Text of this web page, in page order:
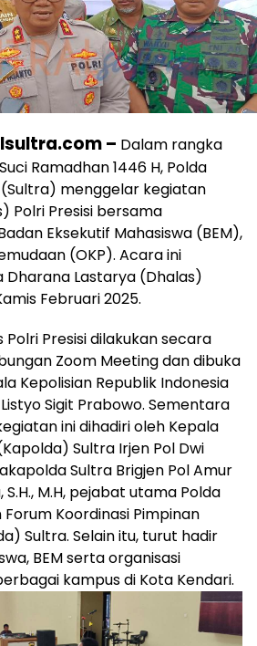
– Dalam rangka
Ramadhan 1446 H, Polda
menggelar kegiatan
Polri Presisi bersama
Eksekutif Mahasiswa (BEM),
(OKP). Acara ini
Dharana Lastarya (Dhalas)
Februari 2025.
Polri Presisi dilakukan secara
Zoom Meeting dan dibuka
Kepolisian Republik Indonesia
Sigit Prabowo. Sementara
ini dihadiri oleh Kepala
Sultra Irjen Pol Dwi
Sultra Brigjen Pol Amur
M.H, pejabat utama Polda
Koordinasi Pimpinan
Sultra. Selain itu, turut hadir
BEM serta organisasi
kampus di Kota Kendari.